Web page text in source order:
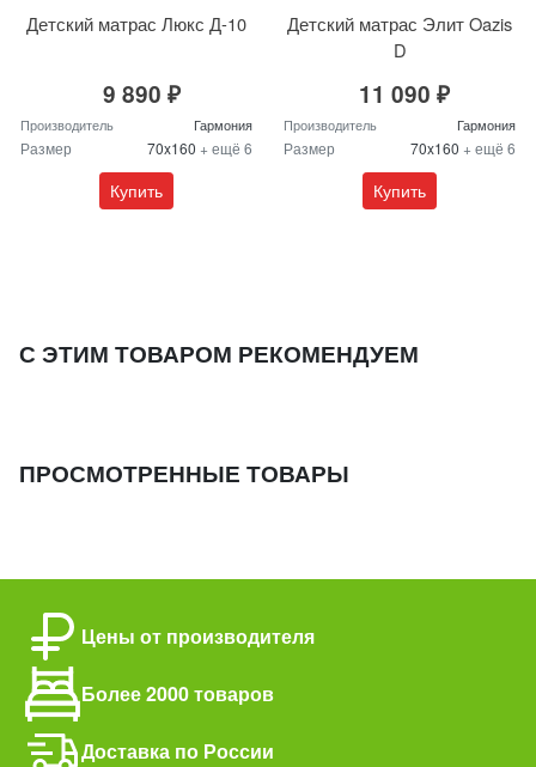
Детский матрас Люкс Д-10
9 890 ₽
Производитель Гармония
Размер 70x160 + ещё 6
Купить
Детский матрас Элит Oazis
D
11 090 ₽
Производитель Гармония
Размер 70x160 + ещё 6
Купить
С ЭТИМ ТОВАРОМ РЕКОМЕНДУЕМ
ПРОСМОТРЕННЫЕ ТОВАРЫ
Цены от производителя
Более 2000 товаров
Доставка по России